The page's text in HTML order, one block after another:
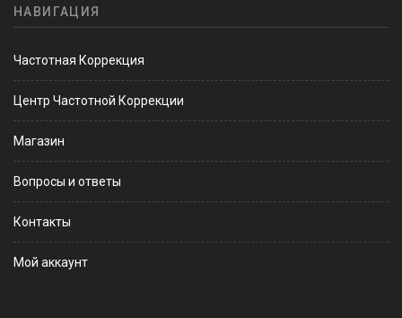
НАВИГАЦИЯ
Частотная Коррекция
Центр Частотной Коррекции
Магазин
Вопросы и ответы
Контакты
Мой аккаунт